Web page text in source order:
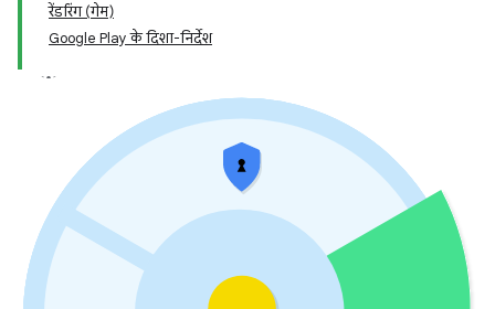
रेंडरिंग (गेम)
Google Play के दिशा-निर्देश